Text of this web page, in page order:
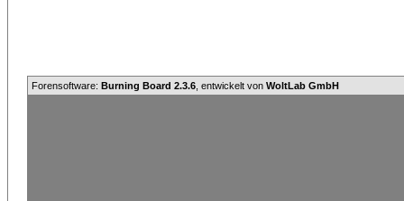
Forensoftware: Burning Board 2.3.6 , entwickelt von WoltLab GmbH